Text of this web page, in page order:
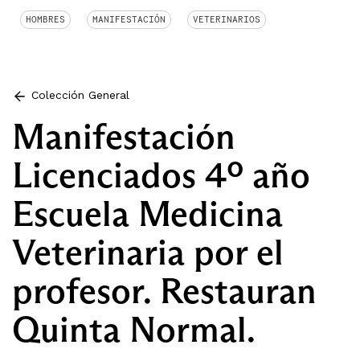
HOMBRES MANIFESTACIÓN VETERINARIOS
Colección General
Manifestación
Licenciados 4º año
Escuela Medicina
Veterinaria por el
profesor. Restauran
Quinta Normal.